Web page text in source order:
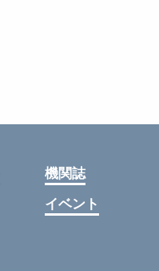
機関誌
イベント